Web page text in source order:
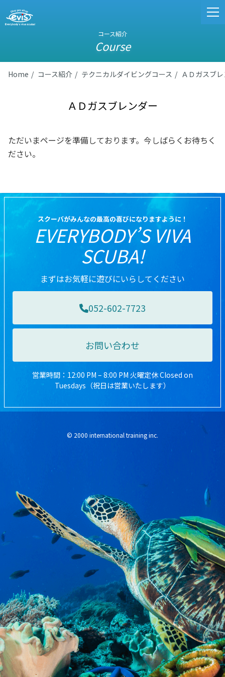
コース紹介
Course
Home コース紹介 テクニカルダイビングコース ＡＤガスブ
ＡＤガスブレンダー
ただいまページを準備しております。今しばらくお待ちく
ださい。
スクーバがみんなの最高の喜びになりますように！
EVERYBODY’S VIVA
SCUBA!
まずはお気軽に遊びにいらしてください
052-602-7723
お問い合わせ
営業時間：12:00 PM – 8:00 PM 火曜定休 Closed on
Tuesdays（祝日は営業いたします）
© 2000 international training inc.